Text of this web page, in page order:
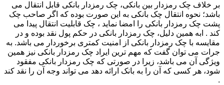
بر خلاف چک رمزدار بین بانکی، چک رمزدار بانکی قابل انتقال می
باشد؛ نحوه انتقال چک بانکی به این صورت بوده که اگر صاحب چک
پشت چک رمزدار بانکی را امضا نماید ، چک قابلیت انتقال پیدا می
کند . ابه همین دلیل، چک رمزدار بانکی در حکم پول نقد بوده و در
مقایسه با چک رمزدار بانکی از امنیت کمتری برخوردار می باشد. به
جرات می توان گفت که مهم ترین ایراد چک رمزدار بانکی نیز همین
ویژگی آن می باشد، زیرا در صورتی که چک رمزدار بانکی مفقود
شود، هر کسی که آن را به بانک ارائه دهد می تواند وجه آن را نقد کند
.